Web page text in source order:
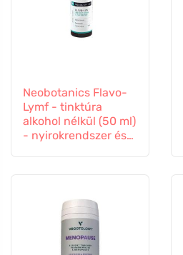
Neobotanics Flavo-
Lymf - tinktúra
alkohol nélkül (50 ml)
- nyirokrendszer és